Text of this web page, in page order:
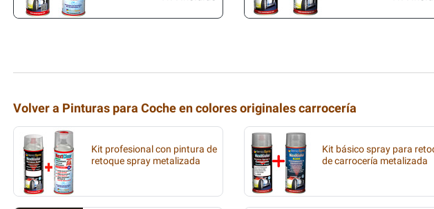
Volver a Pinturas para Coche en colores originales carrocería
Kit profesional con pintura de
retoque spray metalizada
Kit básico spray para
de carrocería metalizada